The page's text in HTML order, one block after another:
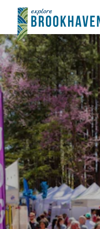
Ir al contenido